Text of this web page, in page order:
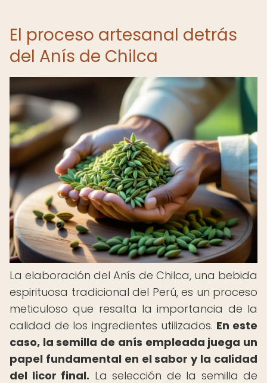
El proceso artesanal detrás
del Anís de Chilca
La elaboración del Anís de Chilca, una bebida
espirituosa tradicional del Perú, es un proceso
meticuloso que resalta la importancia de la
calidad de los ingredientes utilizados. En este
caso, la semilla de anís empleada juega un
papel fundamental en el sabor y la calidad
del licor final. La selección de la semilla de